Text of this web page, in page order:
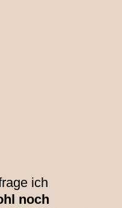
ich
noch